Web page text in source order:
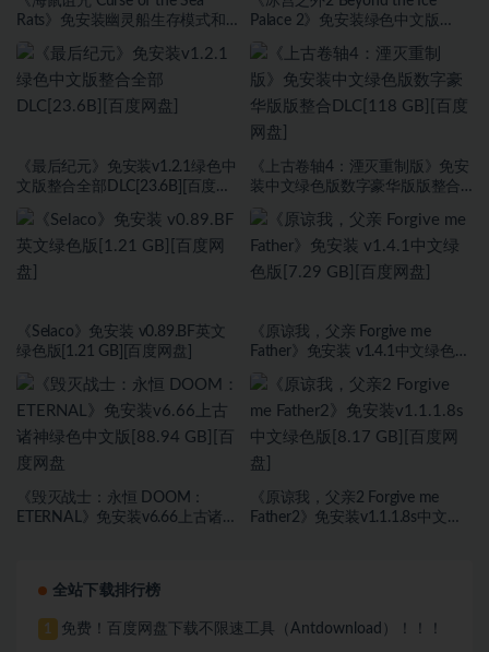
Rats》免安装幽灵船生存模式和
GB][百度网盘]
Palace 2》免安装绿色中文版
《最后纪元》免安装v1.2.1绿色中
文版整合全部DLC[23.6B][百度网
《上古卷轴4：湮灭重制版》免安
装中文绿色版数字豪华版版整合
《Selaco》免安装 v0.89.BF英文
绿色版[1.21 GB][百度网盘]
《原谅我，父亲 Forgive me
Father》免安装 v1.4.1中文绿色版
《毁灭战士：永恒 DOOM：
ETERNAL》免安装v6.66上古诸神
《原谅我，父亲2 Forgive me
Father2》免安装v1.1.1.8s中文绿
全站下载排行榜
1 免费！百度网盘下载不限速工具（Antdownload）！！！